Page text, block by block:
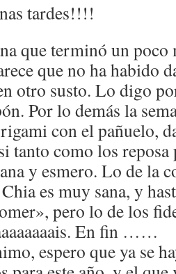
tardes!!!!
que terminó un
que no ha habido
otro susto. Lo digo
Por lo demás la
con el pañuelo,
tanto como los
y esmero. Lo de la
es muy sana, y
pero lo de los
En fin ……
espero que ya se